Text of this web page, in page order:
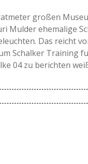
großen
Mulder ehemalige
Das reicht
Schalker Training
04 zu berichten